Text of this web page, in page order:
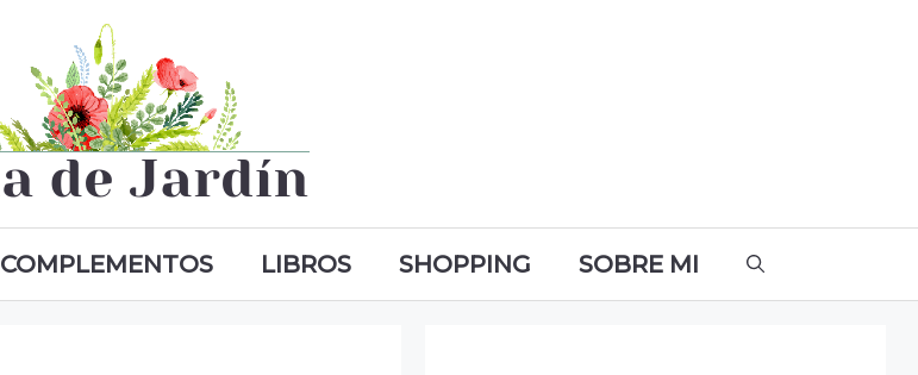
COMPLEMENTOS LIBROS SHOPPING SOBRE MI